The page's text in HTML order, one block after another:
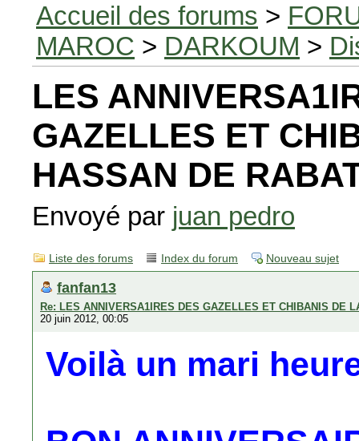
Accueil des forums >
MAROC > DARKOUM >
LES
GAZELLES ET
HASSAN DE
Envoyé par juan pedro
Liste des forums Index du forum Nouveau sujet
fanfan13
Re: LES ANNIVERSA1IRES DES GAZELLES ET CHIBANIS DE
20 juin 2012, 00:05
Voilà un mari